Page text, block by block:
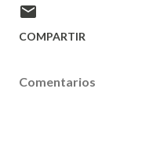
COMPARTIR
Comentarios